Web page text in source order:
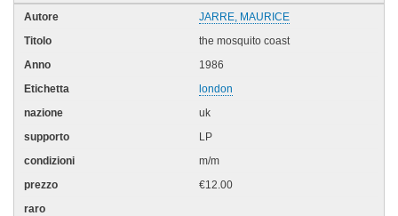
JARRE, MAURICE
the mosquito coast
1986
london
uk
LP
m/m
€12.00